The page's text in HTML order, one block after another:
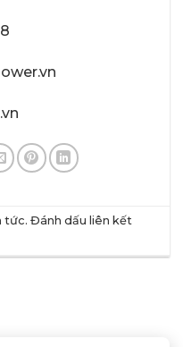
tức. Đánh dấu liên kết